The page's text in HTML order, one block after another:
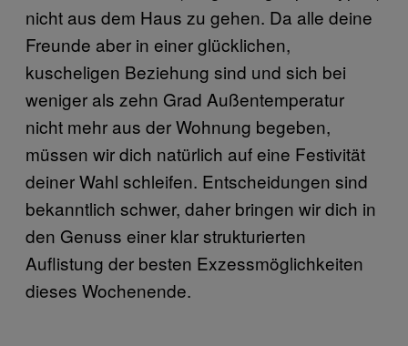
nicht aus dem Haus zu gehen. Da alle deine
Freunde aber in einer glücklichen,
kuscheligen Beziehung sind und sich bei
weniger als zehn Grad Außentemperatur
nicht mehr aus der Wohnung begeben,
müssen wir dich natürlich auf eine Festivität
deiner Wahl schleifen. Entscheidungen sind
bekanntlich schwer, daher bringen wir dich in
den Genuss einer klar strukturierten
Auflistung der besten Exzessmöglichkeiten
dieses Wochenende.